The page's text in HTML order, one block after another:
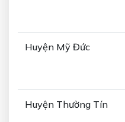
Huyện Mỹ Đức
Huyện Thường Tín